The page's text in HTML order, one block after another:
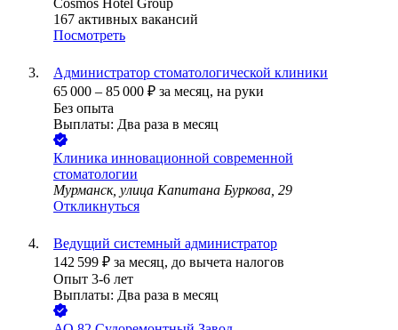
Cosmos Hotel Group
167 активных вакансий
Посмотреть
Администратор стоматологической клиники
65 000 – 85 000 ₽ за месяц, на руки
Без опыта
Выплаты: Два раза в месяц
Клиника инновационной современной
стоматологии
Мурманск, улица Капитана Буркова, 29
Откликнуться
Ведущий системный администратор
142 599 ₽ за месяц, до вычета налогов
Опыт 3-6 лет
Выплаты: Два раза в месяц